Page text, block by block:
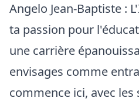
Angelo Jean-Baptiste :
ta passion pour
une carrière
envisages comme
commence ici, avec